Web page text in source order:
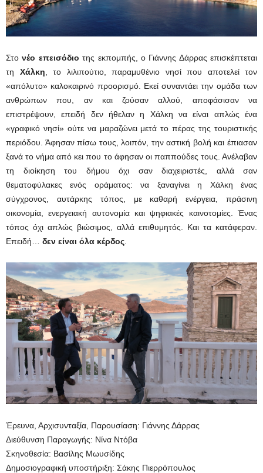
Στονέο επεισόδιο της εκπομπής, o Γιάννης Δάρρας επισκέπτεται
τη Χάλκη , το λιλιπούτιο, παραμυθένιο νησί που αποτελεί τον
«απόλυτο» καλοκαιρινό προορισμό. Εκεί συναντάει την ομάδα των
ανθρώπων που, αν και ζούσαν αλλού, αποφάσισαν να
επιστρέψουν, επειδή δεν ήθελαν η Χάλκη να είναι απλώς ένα
«γραφικό νησί» ούτε να μαραζώνει μετά το πέρας της τουριστικής
περιόδου. Άφησαν πίσω τους, λοιπόν, την αστική βολή και έπιασαν
ξανά το νήμα από κει που το άφησαν οι παππούδες τους. Ανέλαβαν
τη διοίκηση του δήμου όχι σαν διαχειριστές, αλλά σαν
θεματοφύλακες ενός οράματος: να ξαναγίνει η Χάλκη ένας
σύγχρονος, αυτάρκης τόπος, με καθαρή ενέργεια, πράσινη
οικονομία, ενεργειακή αυτονομία και ψηφιακές καινοτομίες. Ένας
τόπος όχι απλώς βιώσιμος, αλλά επιθυμητός. Και τα κατάφεραν.
Επειδή… δεν είναι όλα κέρδος
Έρευνα, Αρχισυνταξία, Παρουσίαση: Γιάννης Δάρρας
Διεύθυνση Παραγωγής: Νίνα Ντόβα
Σκηνοθεσία: Βασίλης Μωυσίδης
Δημοσιογραφική υποστήριξη: Σάκης Πιερρόπουλος